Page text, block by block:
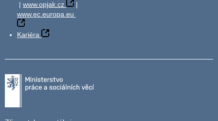
| www.opjak.cz
|
www.ec.europa.eu
Kariéra